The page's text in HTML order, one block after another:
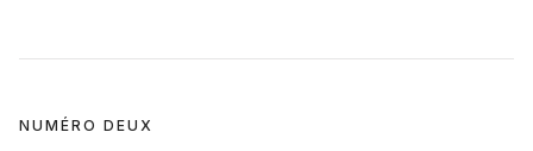
NUMÉRO DEUX